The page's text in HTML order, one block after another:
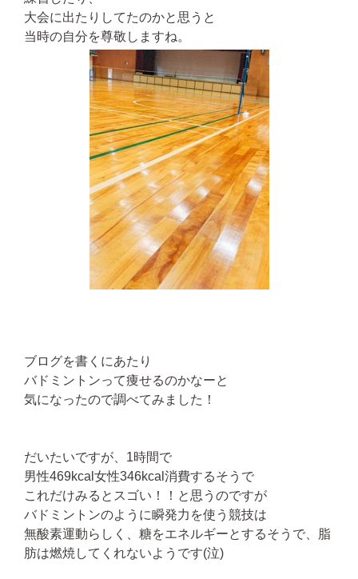
大会に出たりしてたのかと思うと
当時の自分を尊敬しますね。
ブログを書くにあたり
バドミントンって痩せるのかなーと
気になったので調べてみました！
だいたいですが、1時間で
男性469kcal女性346kcal消費するそうで
これだけみるとスゴい！！と思うのですが
バドミントンのように瞬発力を使う競技は
無酸素運動らしく、糖をエネルギーとするそうで、脂
肪は燃焼してくれないようです(泣)